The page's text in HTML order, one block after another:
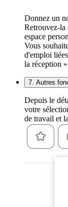
Donnez un
Retrouvez-la
espace
Vous
d'emploi
la réception
7. Autres
Depuis le
votre
de travail et